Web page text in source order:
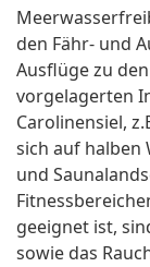
den Fähr- und
Ausflüge zu
vorgelagerten
Carolinensiel,
sich auf halben
und
geeignet ist,
sowie das